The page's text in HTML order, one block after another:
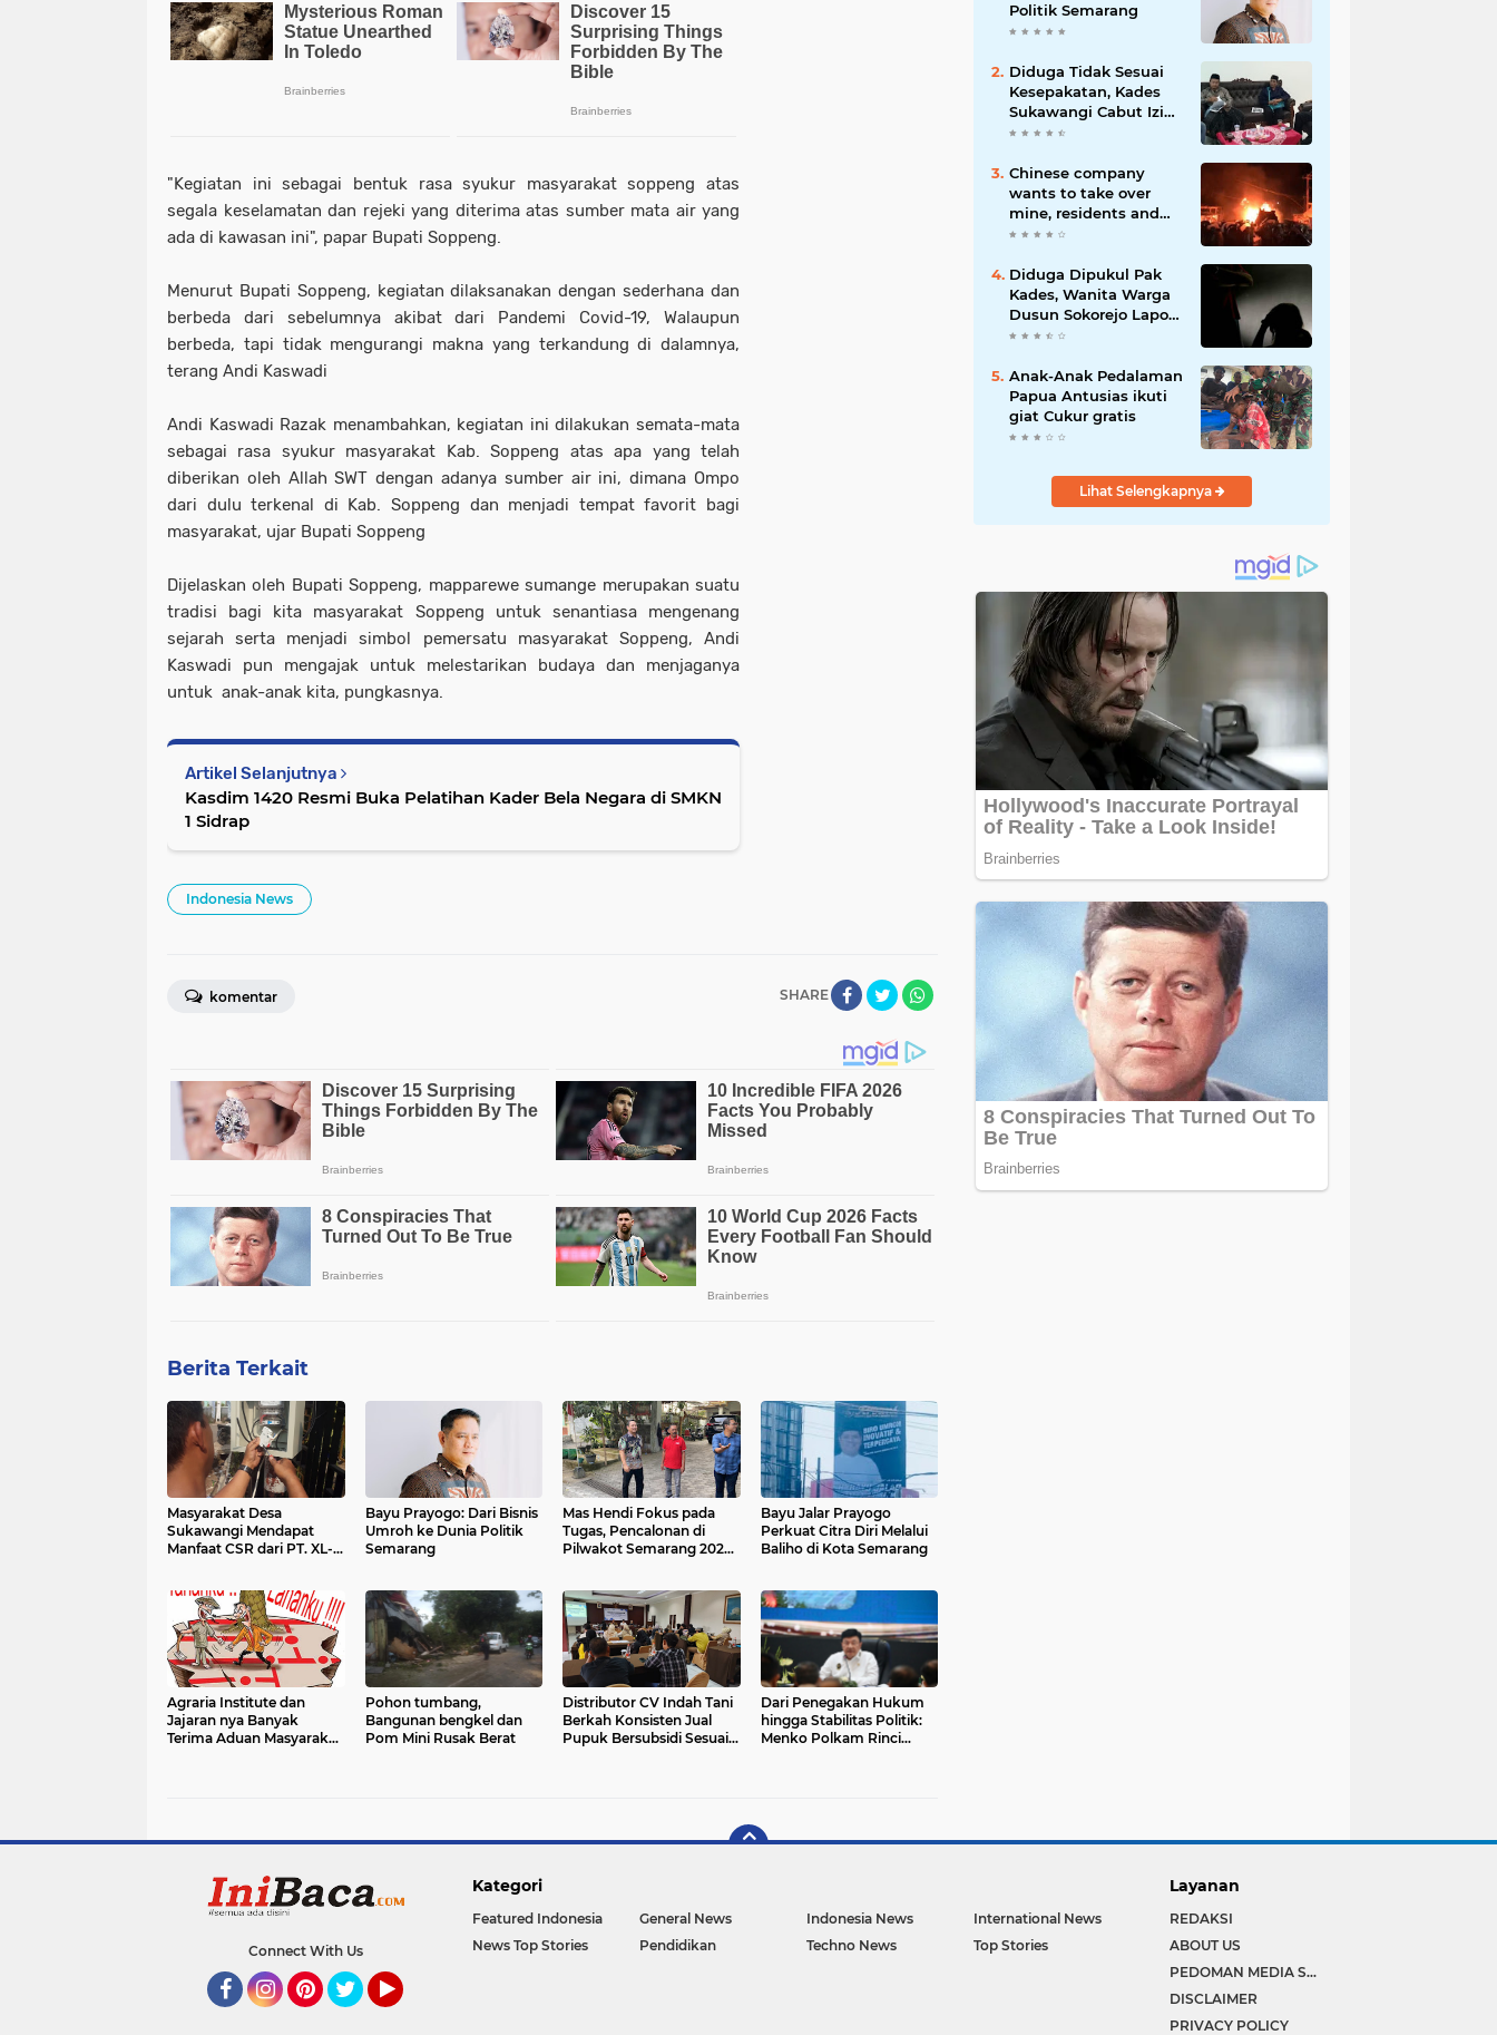
"Kegiatan ini sebagai bentuk rasa syukur masyarakat soppeng atas
segala keselamatan dan rejeki yang diterima atas sumber mata air yang
ada di kawasan ini", papar Bupati Soppeng.
Menurut Bupati Soppeng, kegiatan dilaksanakan dengan sederhana dan
berbeda dari sebelumnya akibat dari Pandemi Covid-19, Walaupun
berbeda, tapi tidak mengurangi makna yang terkandung di dalamnya,
terang Andi Kaswadi
Andi Kaswadi Razak menambahkan, kegiatan ini dilakukan semata-mata
sebagai rasa syukur masyarakat Kab. Soppeng atas apa yang telah
diberikan oleh Allah SWT dengan adanya sumber air ini, dimana Ompo
dari dulu terkenal di Kab. Soppeng dan menjadi tempat favorit bagi
masyarakat, ujar Bupati Soppeng
Dijelaskan oleh Bupati Soppeng, mapparewe sumange merupakan suatu
tradisi bagi kita masyarakat Soppeng untuk senantiasa mengenang
sejarah serta menjadi simbol pemersatu masyarakat Soppeng, Andi
Kaswadi pun mengajak untuk melestarikan budaya dan menjaganya
untuk anak-anak kita, pungkasnya.
Artikel Selanjutnya
Kasdim 1420 Resmi Buka Pelatihan Kader Bela Negara di SMKN
1 Sidrap
Indonesia News
SHARE
komentar
Berita Terkait
Masyarakat Desa
Sukawangi Mendapat
Manfaat CSR dari PT. XL-
Bayu Prayogo: Dari Bisnis
Umroh ke Dunia Politik
Semarang
Mas Hendi Fokus pada
Tugas, Pencalonan di
Pilwakot Semarang 2024
Bayu Jalar Prayogo
Perkuat Citra Diri Melalui
Baliho di Kota Semarang
Agraria Institute dan
Jajaran nya Banyak
Terima Aduan Masyarakat
Pohon tumbang,
Bangunan bengkel dan
Pom Mini Rusak Berat
Distributor CV Indah Tani
Berkah Konsisten Jual
Pupuk Bersubsidi Sesuai
Dari Penegakan Hukum
hingga Stabilitas Politik:
Menko Polkam Rinci
Politik Semarang
Diduga Tidak Sesuai
Kesepakatan, Kades
Sukawangi Cabut Izin
Kerjasama Dengan PT
Chinese company
wants to take over
mine, residents and
police clash in Palu
Diduga Dipukul Pak
Kades, Wanita Warga
Dusun Sokorejo Lapor
Polisi Petarukan
Anak-Anak Pedalaman
Papua Antusias ikuti
giat Cukur gratis
Lihat Selengkapnya
Connect With Us
Kategori
Featured Indonesia General News Indonesia News
International News
News Top Stories
Pendidikan Techno News Top Stories
Layanan
REDAKSI
ABOUT US
PEDOMAN MEDIA SIBER
DISCLAIMER
PRIVACY POLICY